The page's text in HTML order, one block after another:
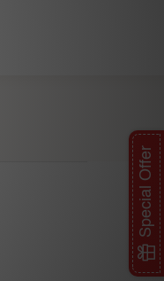
Special Offer